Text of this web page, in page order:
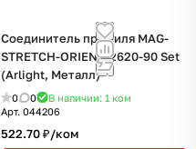
Соединитель профиля MAG-
STRETCH-ORIENT-2620-90 Set
(Arlight, Металл)
0 0 В наличии: 1 ком
Арт. 044206
522.70 ₽/ком